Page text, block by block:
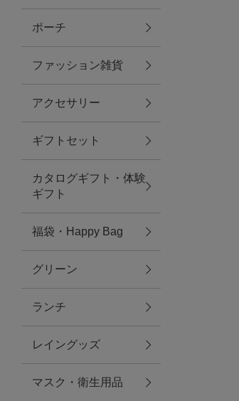
バス＆ビューティー
バス＆ビューティー
タオル
ウエア＆バッグ
ウエア
レイングッズ
アクセサリー
ファッション雑貨
ファッショングッズ
スマホケース・アクセサリー
ポーチ
ファッション雑貨
アクセサリー
ギフトセット
カタログギフト・体験
ギフト
福袋・Happy Bag
グリーン
ランチ
レイングッズ
マスク・衛生用品